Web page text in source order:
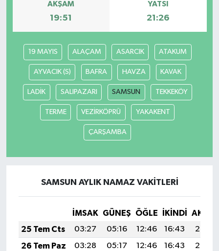
AKŞAM
19:51
YATSI
21:26
19 MAYIS ALAÇAM ASARCIK ATAKUM
AYVACIK (S) BAFRA HAVZA KAVAK
LADİK SALIPAZARI SAMSUN TEKKEKÖY
TERME VEZİRKÖPRÜ YAKAKENT
ÇARŞAMBA
SAMSUN AYLIK NAMAZ VAKITLERI
İMSAK GÜNEŞ ÖĞLE İKINDI
25 Tem Cts
03:27 05:16 12:46 16:43
20:07
26 Tem Paz
03:28 05:17 12:46 16:43
20:06